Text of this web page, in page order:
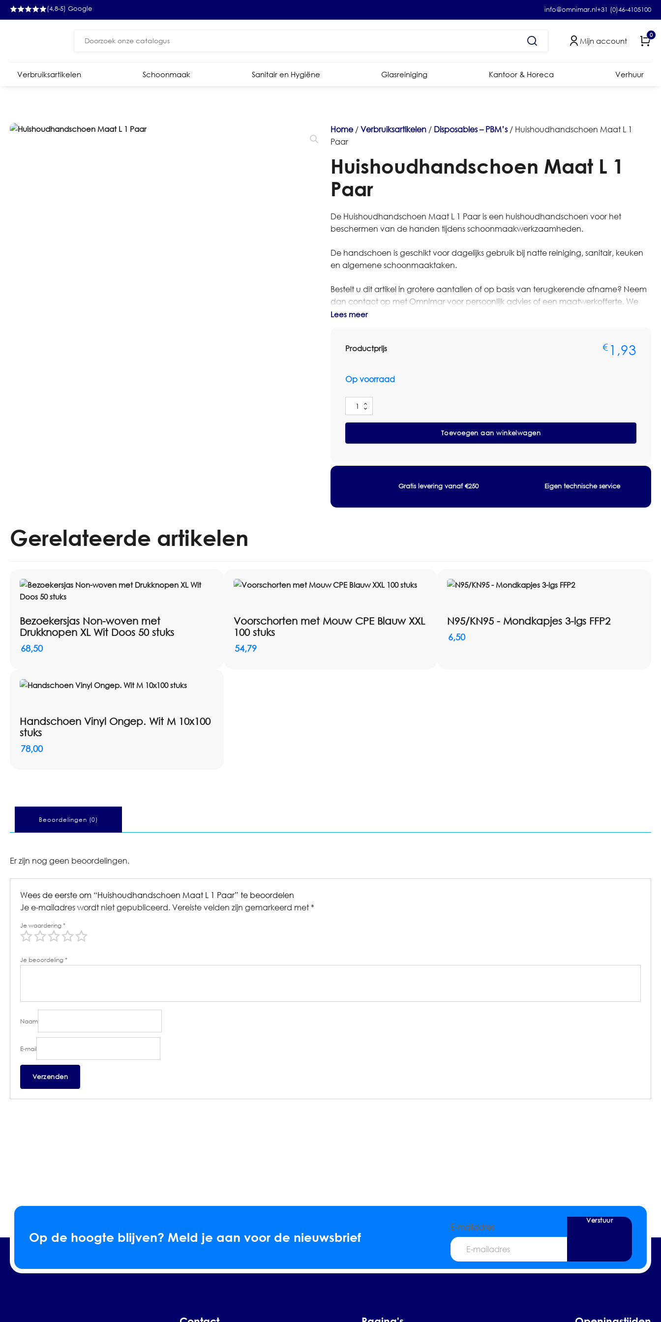
(4,8-5) Google info@omnimar.nl+31 (0)46-4105100
Zoeken
Mijn account
0
Verbruiksartikelen Schoonmaak Sanitair en Hygiëne Glasreiniging Kantoor & Horeca Verhuur
Home/Verbruiksartikelen / Disposables – PBM’s / Huishoudhandschoen Maat L 1
Paar
Huishoudhandschoen Maat L 1
Paar
De Huishoudhandschoen Maat L 1 Paar is een huishoudhandschoen voor het
beschermen van de handen tijdens schoonmaakwerkzaamheden.
De handschoen is geschikt voor dagelijks gebruik bij natte reiniging, sanitair, keuken
en algemene schoonmaaktaken.
Bestelt u dit artikel in grotere aantallen of op basis van terugkerende afname? Neem
dan contact op met Omnimar voor persoonlijk advies of een maatwerkofferte. We
denken graag mee over aantallen, voorraadbeheer en zakelijke prijsafspraken.
Productsoort: huishoudhandschoen
Verpakking: 1 Paar
Lees meer
Productprijs € 1,93
Op voorraad
Huishoudhandschoen
Maat
L
Paar
Toevoegen aan winkelwagen
Gratis levering vanaf €250 Eigen technische service
Gerelateerde artikelen
Bezoekersjas Non-woven met
Drukknopen XL Wit Doos 50 stuks
68,50
Voorschorten met Mouw CPE Blauw XXL
100 stuks
54,79
N95/KN95 - Mondkapjes 3-lgs FFP2
6,50
Handschoen Vinyl Ongep. Wit M 10x100
stuks
78,00
Beoordelingen (0)
Er zijn nog geen beoordelingen.
Wees de eerste om “Huishoudhandschoen Maat L 1 Paar” te beoordelen
Je e-mailadres wordt niet gepubliceerd.Vereiste velden zijn gemarkeerd met *
Je waardering*
Je beoordeling*
Naam
E-mail
Op de hoogte blijven? Meld je aan voor de nieuwsbrief
E-mailadres
Verstuur